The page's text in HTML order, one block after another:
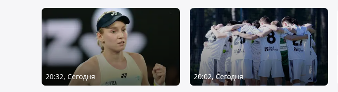
20:32, Сегодня 20:02, Сегодня